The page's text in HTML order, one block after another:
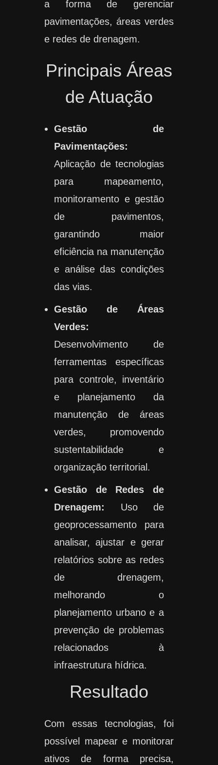
a forma de gerenciar
pavimentações, áreas verdes
e redes de drenagem.
Principais Áreas
de Atuação
Gestão de
Pavimentações:
Aplicação de tecnologias
para mapeamento,
monitoramento e gestão
de pavimentos,
garantindo maior
eficiência na manutenção
e análise das condições
das vias.
Gestão de Áreas
Verdes:
Desenvolvimento de
ferramentas específicas
para controle, inventário
e planejamento da
manutenção de áreas
verdes, promovendo
sustentabilidade e
organização territorial.
Gestão de Redes de
Drenagem: Uso de
geoprocessamento para
analisar, ajustar e gerar
relatórios sobre as redes
de drenagem,
melhorando o
planejamento urbano e a
prevenção de problemas
relacionados à
infraestrutura hídrica.
Resultado
Com essas tecnologias, foi
possível mapear e monitorar
ativos de forma precisa,